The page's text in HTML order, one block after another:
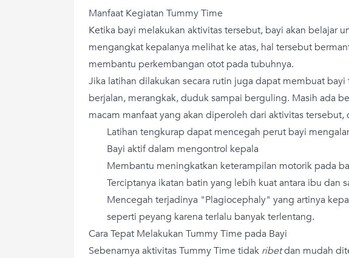
Manfaat Kegiatan Tummy Time
Ketika bayi melakukan aktivitas tersebut, bayi akan belajar
mengangkat kepalanya melihat ke atas, hal tersebut
membantu perkembangan otot pada tubuhnya.
Jika latihan dilakukan secara rutin juga dapat membuat bayi
berjalan, merangkak, duduk sampai berguling. Masih ada
macam manfaat yang akan diperoleh dari aktivitas tersebut,
Latihan tengkurap dapat mencegah perut bayi
Bayi aktif dalam mengontrol kepala
Membantu meningkatkan keterampilan motorik pada
Terciptanya ikatan batin yang lebih kuat antara ibu dan
Mencegah terjadinya "Plagiocephaly" yang artinya
seperti peyang karena terlalu banyak terlentang.
Cara Tepat Melakukan Tummy Time pada Bayi
Sebenarnya aktivitas Tummy Time tidak ribetdan mudah